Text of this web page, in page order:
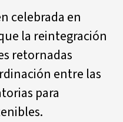
celebrada en
la reintegración
retornadas
entre las
para